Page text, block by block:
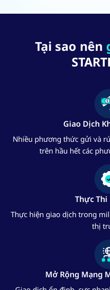
Tại sao nên
Giao Dịch
Nhiều phương thức gửi và
trên hầu hết các
Thực
Thực hiện giao dịch trong
thị
Mở Rộng Mạng